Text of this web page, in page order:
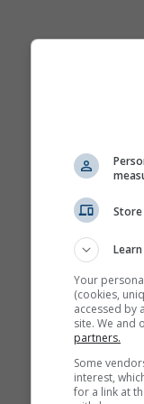
Your
(cookies,
accessed by
site. We and
partners.
Some
interest,
for a link at